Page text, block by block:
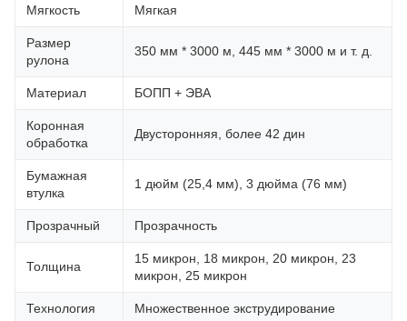
Мягкость Мягкая
Размер
рулона
350 мм * 3000 м, 445 мм * 3000 м и т. д.
Материал БОПП + ЭВА
Коронная
обработка
Двусторонняя, более 42 дин
Бумажная
втулка
1 дюйм (25,4 мм), 3 дюйма (76 мм)
Прозрачный Прозрачность
Толщина
15 микрон, 18 микрон, 20 микрон, 23
микрон, 25 микрон
Технология Множественное экструдирование